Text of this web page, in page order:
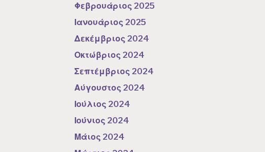
Φεβρουάριος 2025
Ιανουάριος 2025
Δεκέμβριος 2024
Οκτώβριος 2024
Σεπτέμβριος 2024
Αύγουστος 2024
Ιούλιος 2024
Ιούνιος 2024
Μάιος 2024